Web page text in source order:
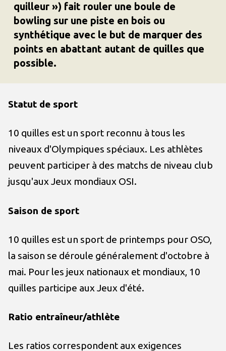
quilleur ») fait rouler une boule de
bowling sur une piste en bois ou
synthétique avec le but de marquer des
points en abattant autant de quilles que
possible.
Statut de sport
10 quilles est un sport reconnu à tous les
niveaux d'Olympiques spéciaux. Les athlètes
peuvent participer à des matchs de niveau club
jusqu'aux Jeux mondiaux OSI.
Saison de sport
10 quilles est un sport de printemps pour OSO,
la saison se déroule généralement d'octobre à
mai. Pour les jeux nationaux et mondiaux, 10
quilles participe aux Jeux d'été.
Ratio entraîneur/athlète
Les ratios correspondent aux exigences